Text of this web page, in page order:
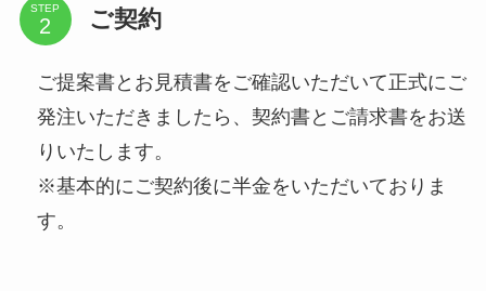
STEP ご契約
ご提案書とお見積書をご確認いただいて正式にご
発注いただきましたら、契約書とご請求書をお送
りいたします。
※基本的にご契約後に半金をいただいておりま
す。